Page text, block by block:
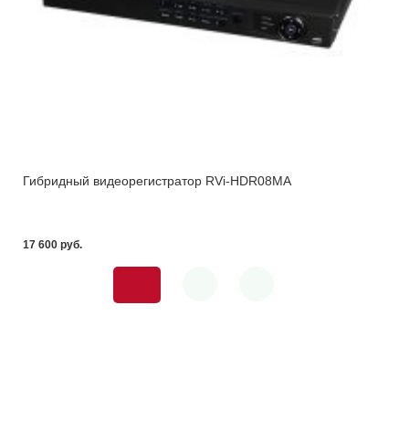
Гибридный видеорегистратор RVi-HDR08MA
17 600 pуб.